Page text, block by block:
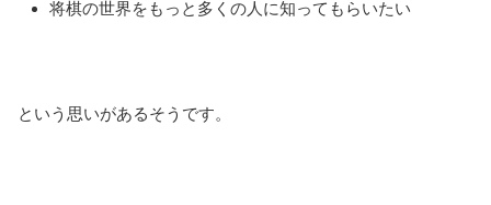
将棋の世界をもっと多くの人に知ってもらいたい
という思いがあるそうです。